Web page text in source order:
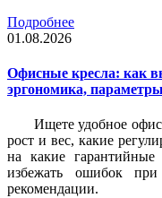
Подробнее
01.08.2026
Офисные кресла: как
эргономика,
Ищете удобное
рост и вес, какие
на какие
избежать ошибок
рекомендации.